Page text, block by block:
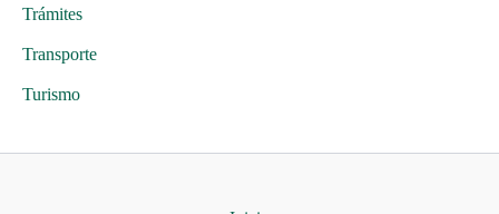
Trámites
Transporte
Turismo